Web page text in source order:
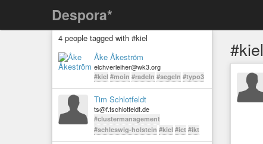
Despora*
4 people tagged with #kiel
Åke Åkeström
elchverleiher@wk3.org
#kiel #moin #radeln #segeln #typo3
Tim Schlotfeldt
ts@f.tschlotfeldt.de
#clustermanagement
#schleswig-holstein #kiel #ict #ikt
#kiel